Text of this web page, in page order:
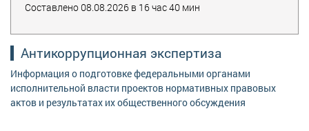
Составлено 08.08.2026 в 16 час 40 мин
Антикоррупционная экспертиза
Информация о подготовке федеральными органами
исполнительной власти проектов нормативных правовых
актов и результатах их общественного обсуждения